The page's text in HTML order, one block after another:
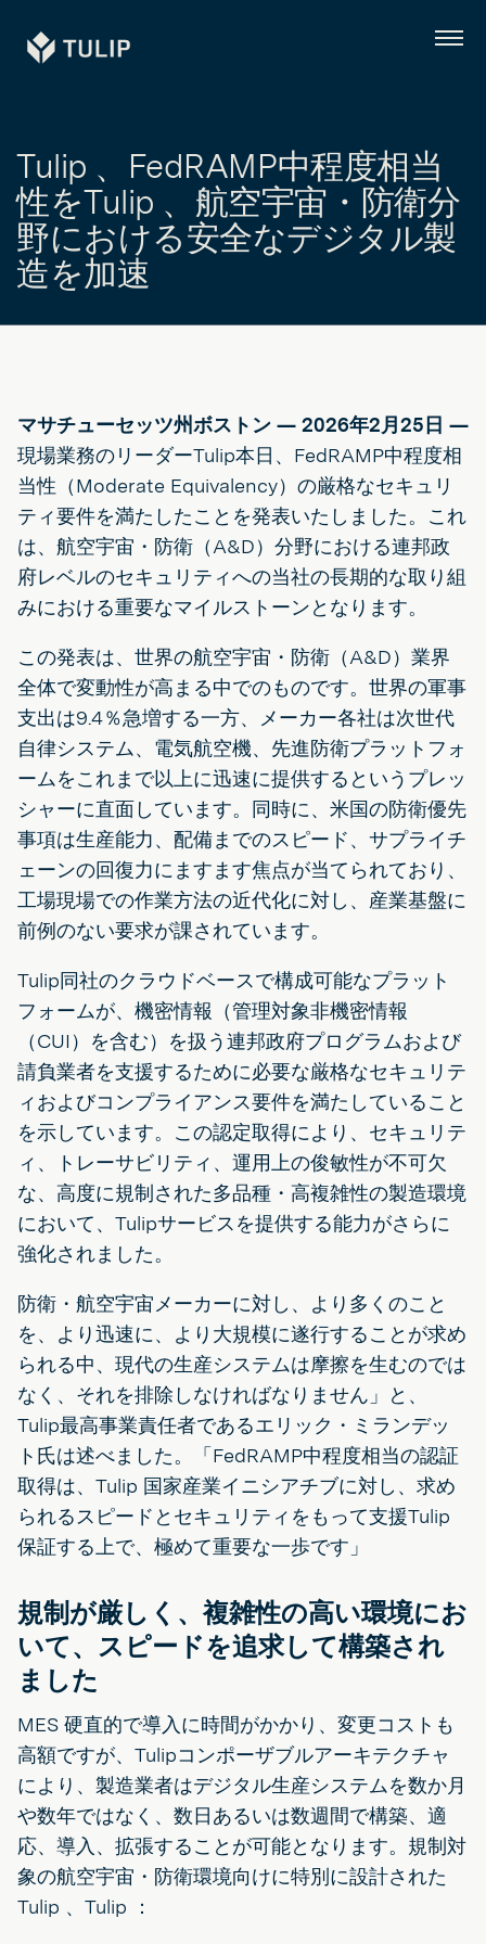
Tulip
メ
Tulip 、FedRAMP中程度相当
性をTulip 、航空宇宙・防衛分
野における安全なデジタル製
造を加速
マサチューセッツ州ボストン — 2026年2月25日 —
現場業務のリーダーTulip本日、FedRAMP中程度相
当性（Moderate Equivalency）の厳格なセキュリ
ティ要件を満たしたことを発表いたしました。これ
は、航空宇宙・防衛（A&D）分野における連邦政
府レベルのセキュリティへの当社の長期的な取り組
みにおける重要なマイルストーンとなります。
この発表は、世界の航空宇宙・防衛（A&D）業界
全体で変動性が高まる中でのものです。世界の軍事
支出は9.4％急増する一方、メーカー各社は次世代
自律システム、電気航空機、先進防衛プラットフォ
ームをこれまで以上に迅速に提供するというプレッ
シャーに直面しています。同時に、米国の防衛優先
事項は生産能力、配備までのスピード、サプライチ
ェーンの回復力にますます焦点が当てられており、
工場現場での作業方法の近代化に対し、産業基盤に
前例のない要求が課されています。
Tulip同社のクラウドベースで構成可能なプラット
フォームが、機密情報（管理対象非機密情報
（CUI）を含む）を扱う連邦政府プログラムおよび
請負業者を支援するために必要な厳格なセキュリテ
ィおよびコンプライアンス要件を満たしていること
を示しています。この認定取得により、セキュリテ
ィ、トレーサビリティ、運用上の俊敏性が不可欠
な、高度に規制された多品種・高複雑性の製造環境
において、Tulipサービスを提供する能力がさらに
強化されました。
防衛・航空宇宙メーカーに対し、より多くのこと
を、より迅速に、より大規模に遂行することが求め
られる中、現代の生産システムは摩擦を生むのでは
なく、それを排除しなければなりません」と、
Tulip最高事業責任者であるエリック・ミランデッ
ト氏は述べました。「FedRAMP中程度相当の認証
取得は、Tulip 国家産業イニシアチブに対し、求め
られるスピードとセキュリティをもって支援Tulip
保証する上で、極めて重要な一歩です」
規制が厳しく、複雑性の高い環境にお
いて、スピードを追求して構築され
ました
MES 硬直的で導入に時間がかかり、変更コストも
高額ですが、Tulipコンポーザブルアーキテクチャ
により、製造業者はデジタル生産システムを数か月
や数年ではなく、数日あるいは数週間で構築、適
応、導入、拡張することが可能となります。規制対
象の航空宇宙・防衛環境向けに特別に設計された
Tulip 、Tulip ：